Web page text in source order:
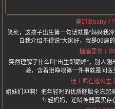
美邵女baby
笑死，这孩子出生第一句话就是“妈妈我
自我介绍不得说“大家好，我是09届
糖醋里脊
突然理解了什么叫“出生即巅峰”，别人
验，含着泪睁眼第一件事就是问医
迪士尼在逃公主
姐妹们冲啊！把年轻时的优质胚胎全冻起
年轻妈妈，逆龄神器真实存